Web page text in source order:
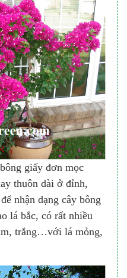
giấy đơn mọc
thuôn dài ở đỉnh,
nhận dạng cây bông
lá bắc, có rất nhiều
trắng…với lá mỏng,